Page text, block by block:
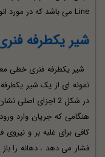
Line می باشد که در مورد انواع مختلف در ادامه صحبت خواهیم کرد.
شیر یکطرفه
نمونه ای از یک شیر
در شکل 2 اجزای
هنگامی که جریان وارد
کافی برای غلبه بر و
فشار می دهد ، دهانه را